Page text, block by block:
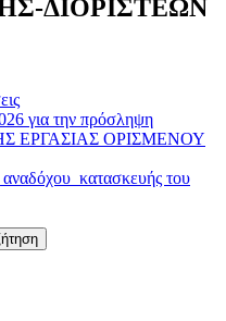
ΔΙΟΡΙΣΤΕΩΝ
για την πρόσληψη
ΕΡΓΑΣΙΑΣ ΟΡΙΣΜΕΝΟΥ
αναδόχου κατασκευής του